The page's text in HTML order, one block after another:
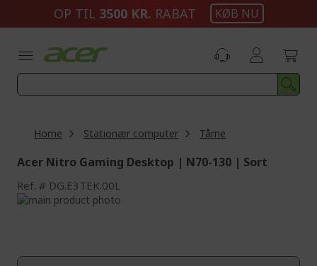
OP TIL 3500 KR. RABAT KØB NU
Home Stationær computer Tårne
Acer Nitro Gaming Desktop | N70-130 | Sort
Ref. DG.E3TEK.00L
Skip
of
beginning